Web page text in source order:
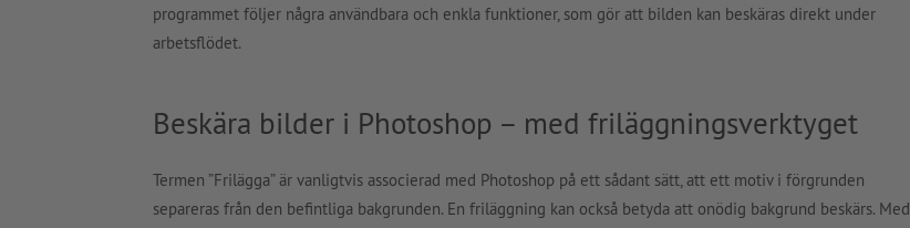
programmet följer några användbara och enkla funktioner, som gör att bilden kan beskäras direkt under
arbetsflödet.
Beskära bilder i Photoshop – med friläggningsverktyget
Termen ”Frilägga” är vanligtvis associerad med Photoshop på ett sådant sätt, att ett motiv i förgrunden
separeras från den befintliga bakgrunden. En friläggning kan också betyda att onödig bakgrund beskärs. Med